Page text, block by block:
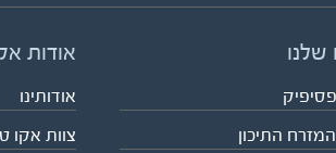
שלנו
התיכון
אודות
אודותינו
צוות אקו